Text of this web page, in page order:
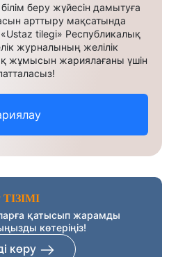
беру жүйесін дамытуға
арттыру мақсатында
tilegi» Республикалық
журналының желілік
жұмысын жариялағаны үшін
қатысып жарамды
көтеріңіз!
көру